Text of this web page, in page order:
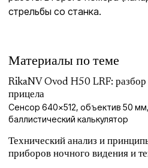
стрельбы со станка.
Материалы по теме
RikaNV Ovod H50 LRF: разбор
прицела
Сенсор 640×512, объектив 50
баллистический калькулятор
Технический анализ и
приборов ночного видения и